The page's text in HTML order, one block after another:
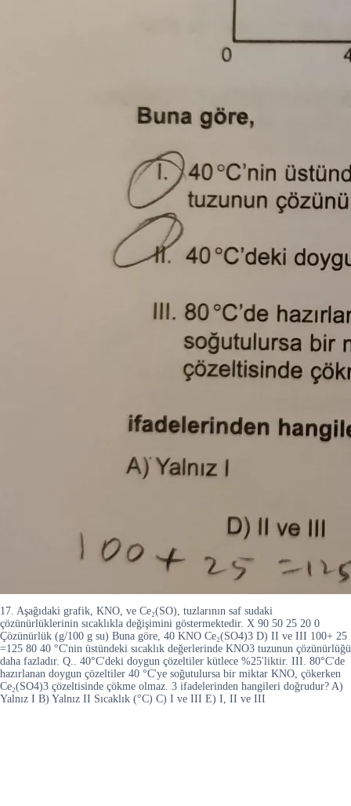
17. Aşağıdaki grafik, KNO, ve Ce₂(SO), tuzlarının saf sudaki
çözünürlüklerinin sıcaklıkla değişimini göstermektedir. X 90 50 25 20 0
Çözünürlük (g/100 g su) Buna göre, 40 KNO Ce₂(SO4)3 D) II ve III 100+ 25
=125 80 40 °C'nin üstündeki sıcaklık değerlerinde KNO3 tuzunun çözünürlüğü
daha fazladır. Q.. 40°C'deki doygun çözeltiler kütlece %25'liktir. III. 80°C'de
hazırlanan doygun çözeltiler 40 °C'ye soğutulursa bir miktar KNO, çökerken
Ce₂(SO4)3 çözeltisinde çökme olmaz. 3 ifadelerinden hangileri doğrudur? A)
Yalnız I B) Yalnız II Sıcaklık (°C) C) I ve III E) I, II ve III